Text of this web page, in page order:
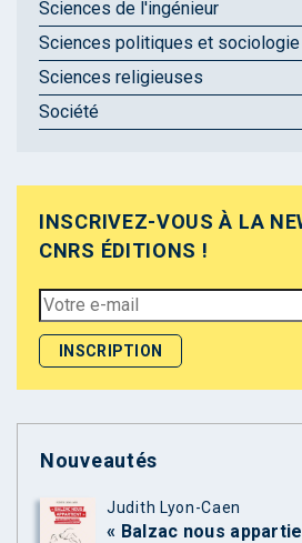
Sciences de l'ingénieur
Sciences politiques et sociologie
Sciences religieuses
Société
INSCRIVEZ-VOUS À LA
CNRS ÉDITIONS !
Nouveautés
Judith Lyon-Caen
« Balzac nous